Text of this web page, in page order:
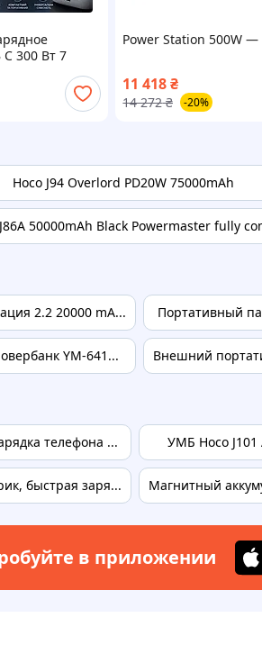
C 300 Вт 7
III
Power Station 500W —
11 418₴
14 272 ₴ -20%
Hoco J94 Overlord PD20W 75000mAh
50000mAh Black Powermaster fully
2.2 20000 mA...
YM-641...
Портативный
Внешний
телефона ...
быстрая заря...
УМБ Hoco
Магнитный
в приложении